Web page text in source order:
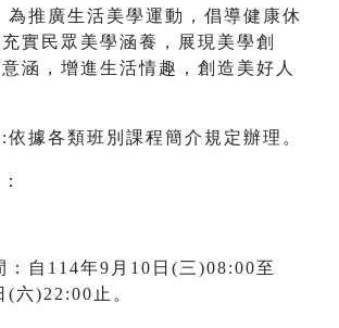
推廣生活美學運動，倡導健康休
實民眾美學涵養，展現美學創
涵，增進生活情趣，創造美好人
依據各類班別課程簡介規定辦理。
：自114年9月10日(三)08:00至
(六)22:00止。